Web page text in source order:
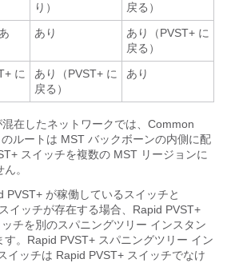
り）
戻る）
あり
あり（PVST+ に
戻る）
に
あり（PVST+ に
戻る）
あり
在したネットワークでは、Common
ルートは MST バックボーンの内側に配
スイッチを複数の MST リージョンに
。
PVST+ が稼働しているスイッチと
イッチが存在する場合、Rapid PVST+
チを別のスパニングツリー インスタン
す。Rapid PVST+ スパニングツリー イン
イッチは Rapid PVST+ スイッチでなけ